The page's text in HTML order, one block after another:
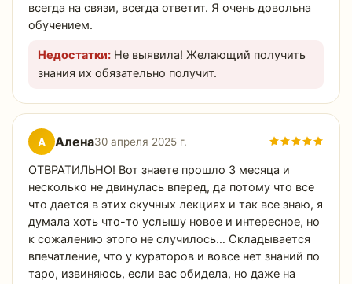
всегда на связи, всегда ответит. Я очень довольна
обучением.
Недостатки: Не выявила! Желающий получить
знания их обязательно получит.
А Алена30 апреля 2025 г.
ОТВРАТИЛЬНО! Вот знаете прошло 3 месяца и
несколько не двинулась вперед, да потому что все
что дается в этих скучных лекциях и так все знаю, я
думала хоть что-то услышу новое и интересное, но
к сожалению этого не случилось… Складывается
впечатление, что у кураторов и вовсе нет знаний по
таро, извиняюсь, если вас обидела, но даже на